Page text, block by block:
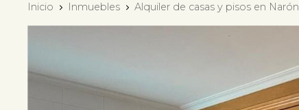
Inicio Inmuebles Alquiler de casas y pisos en Narón